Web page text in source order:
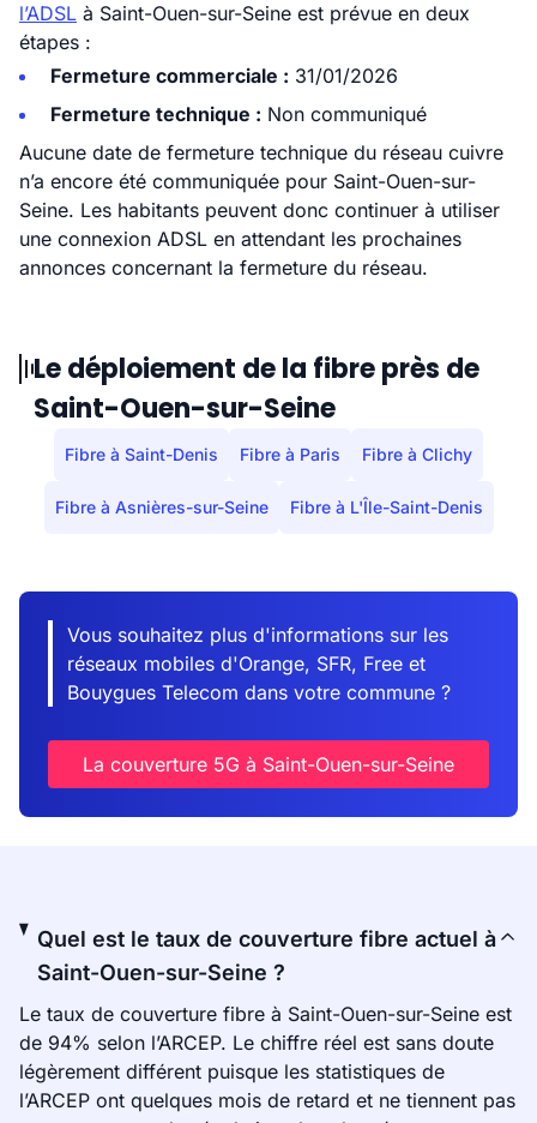
l’ADSL à Saint-Ouen-sur-Seine est prévue en deux
étapes :
Fermeture commerciale : 31/01/2026
Fermeture technique : Non communiqué
Aucune date de fermeture technique du réseau cuivre
n’a encore été communiquée pour Saint-Ouen-sur-
Seine. Les habitants peuvent donc continuer à utiliser
une connexion ADSL en attendant les prochaines
annonces concernant la fermeture du réseau.
Le déploiement de la fibre près de
Saint-Ouen-sur-Seine
Fibre à Saint-Denis Fibre à Paris Fibre à Clichy
Fibre à Asnières-sur-Seine Fibre à L'Île-Saint-Denis
Vous souhaitez plus d'informations sur les
réseaux mobiles d'Orange, SFR, Free et
Bouygues Telecom dans votre commune ?
La couverture 5G à Saint-Ouen-sur-Seine
Quel est le taux de couverture fibre actuel à
Saint-Ouen-sur-Seine ?
Le taux de couverture fibre à Saint-Ouen-sur-Seine est
de 94% selon l’ARCEP. Le chiffre réel est sans doute
légèrement différent puisque les statistiques de
l’ARCEP ont quelques mois de retard et ne tiennent pas